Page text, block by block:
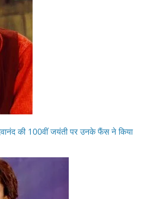
की 100वीं जयंती पर उनके फैंस ने किया